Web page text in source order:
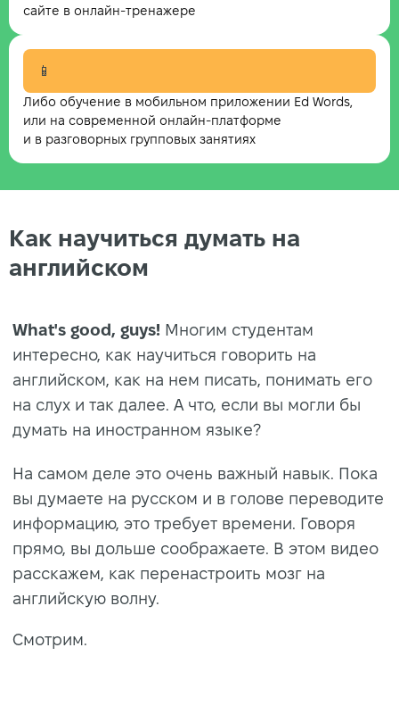
сайте в онлайн-тренажере
📱
Либо обучение в мобильном приложении Ed Words,
или на современной онлайн-платформе
и в разговорных групповых занятиях
Как научиться думать на
английском
What's good, guys! Многим студентам
интересно, как научиться говорить на
английском, как на нем писать, понимать его
на слух и так далее. А что, если вы могли бы
думать на иностранном языке?
На самом деле это очень важный навык. Пока
вы думаете на русском и в голове переводите
информацию, это требует времени. Говоря
прямо, вы дольше соображаете. В этом видео
расскажем, как перенастроить мозг на
английскую волну.
Смотрим.